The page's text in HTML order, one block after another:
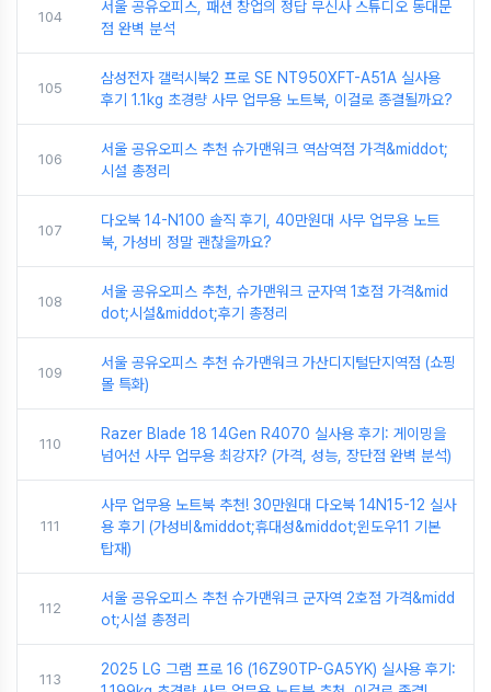
104
서울 공유오피스, 패션 창업의 정답 무신사 스튜디오 동대문
점 완벽 분석
105
삼성전자 갤럭시북2 프로 SE NT950XFT-A51A 실사용
후기 1.1kg 초경량 사무 업무용 노트북, 이걸로 종결될까요?
106
서울 공유오피스 추천 슈가맨워크 역삼역점 가격&middot;
시설 총정리
107
다오북 14-N100 솔직 후기, 40만원대 사무 업무용 노트
북, 가성비 정말 괜찮을까요?
108
서울 공유오피스 추천, 슈가맨워크 군자역 1호점 가격&mid
dot;시설&middot;후기 총정리
109
서울 공유오피스 추천 슈가맨워크 가산디지털단지역점 (쇼핑
몰 특화)
110
Razer Blade 18 14Gen R4070 실사용 후기: 게이밍을
넘어선 사무 업무용 최강자? (가격, 성능, 장단점 완벽 분석)
111
사무 업무용 노트북 추천! 30만원대 다오북 14N15-12 실사
용 후기 (가성비&middot;휴대성&middot;윈도우11 기본
탑재)
112
서울 공유오피스 추천 슈가맨워크 군자역 2호점 가격&midd
ot;시설 총정리
113
2025 LG 그램 프로 16 (16Z90TP-GA5YK) 실사용 후기: